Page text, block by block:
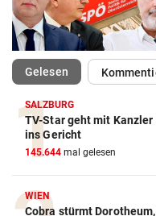
Gelesen(ausgewählt)
SALZBURG
TV-Star geht mit
ins Gericht
145.644 mal gelesen
WIEN
Cobra stürmt